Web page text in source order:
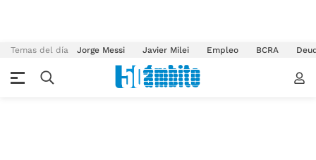
Temas del día Jorge Messi Javier Milei Empleo BCRA